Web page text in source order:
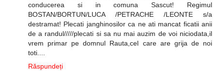
conducerea si in comuna Sascut! Regimul
BOSTAN/BORTUN/LUCA /PETRACHE /LEONTE s/a
destramat! Plecati janghinosilor ca ne ati mancat ficatii anii
de a randul/////plecati si sa nu mai auzim de voi niciodata,il
vrem primar pe domnul Rauta,cel care are grija de noi
toti....
Răspundeți